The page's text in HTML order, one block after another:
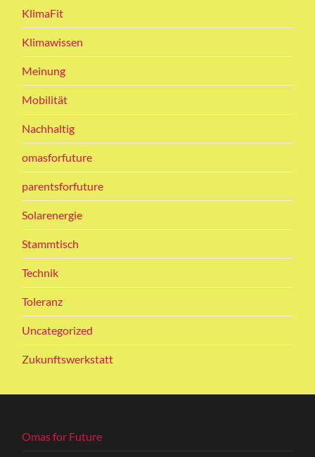
KlimaFit
Klimawissen
Meinung
Mobilität
Nachhaltig
omasforfuture
parentsforfuture
Solarenergie
Stammtisch
Technik
Toleranz
Uncategorized
Zukunftswerkstatt
Omas for Future